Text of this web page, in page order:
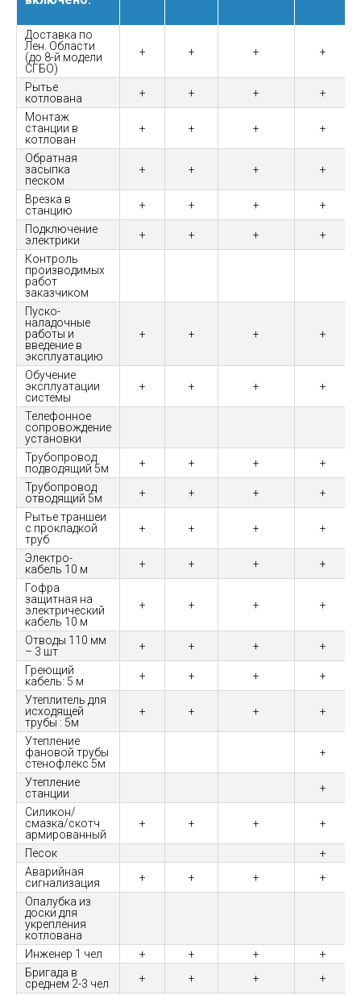
Доставка по
Лен. Области
(до 8-й модели
СГБО)
+ + + +
Рытье
котлована
+ + +
+
Монтаж
станции в
котлован
+ + + +
Обратная
засыпка
песком
+ + + +
Врезка в
станцию
+ + +
+
Подключение
электрики
+ + +
+
Контроль
производимых
работ
заказчиком
Пуско-
наладочные
работы и
введение в
эксплуатацию
+ + + +
Обучение
эксплуатации
системы
+ + + +
Телефонное
сопровождение
установки
Трубопровод
подводящий 5м
+ + +
+
Трубопровод
отводящий 5м
+ + +
+
Рытье траншеи
с прокладкой
труб
+ + + +
Электро-
кабель 10 м
+ + +
+
Гофра
защитная на
электрический
кабель 10 м
+ + + +
Отводы 110 мм
– 3 шт
+ + +
+
Греющий
кабель: 5 м
+ + +
+
Утеплитель для
исходящей
трубы : 5м
+ + + +
Утепление
фановой трубы
стенофлекс 5м
+
Утепление
станции
+
Силикон/
смазка/скотч
армированный
+ + + +
Песок
+
Аварийная
сигнализация
+ + +
+
Опалубка из
доски для
укрепления
котлована
Инженер 1 чел
+ + +
+
Бригада в
среднем 2-3 чел
+ + +
+